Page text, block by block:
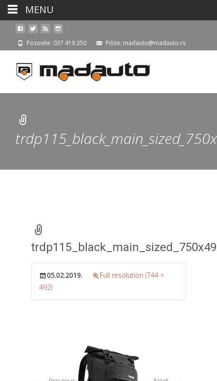
Pozovite: 037 419 250 Pišite: madauto@madauto.rs
05.02.2019.
Full resolution (744 ×
492)
MENU